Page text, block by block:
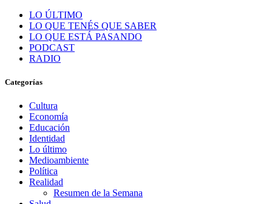
LO ÚLTIMO
LO QUE TENÉS QUE SABER
LO QUE ESTÁ PASANDO
PODCAST
RADIO
Categorías
Cultura
Economía
Educación
Identidad
Lo último
Medioambiente
Política
Realidad
Resumen de la Semana